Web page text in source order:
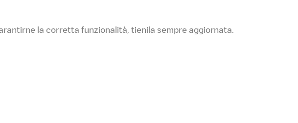
la corretta funzionalità, tienila sempre aggiornata.